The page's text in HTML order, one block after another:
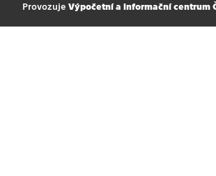
Provozuje Výpočetní a informační centrum